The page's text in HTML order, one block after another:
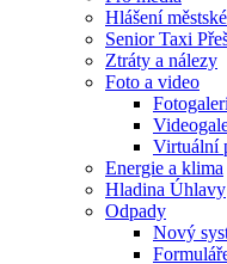
Hlášení
Senior Taxi
Ztráty a nálezy
Foto a video
Virtuální
Energie a klima
Hladina Úhlavy
Odpady
Nový